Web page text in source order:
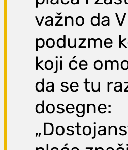
važno da
poduzme
koji će
da se tu
dosegne: